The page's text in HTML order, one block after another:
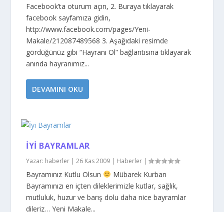
Facebook’ta oturum açın, 2. Buraya tıklayarak
facebook sayfamıza gidin,
http://www.facebook.com/pages/Yeni-
Makale/212087489568 3. Aşağıdaki resimde
gördüğünüz gibi “Hayranı Ol” bağlantısına tıklayarak
anında hayranımız...
DEVAMINI OKU
İYI BAYRAMLAR
Yazar: haberler |26 Kas 2009 | Haberler |
Bayramınız Kutlu Olsun
Mübarek Kurban
Bayramınızı en içten dileklerimizle kutlar, sağlık,
mutluluk, huzur ve barış dolu daha nice bayramlar
dileriz… Yeni Makale...